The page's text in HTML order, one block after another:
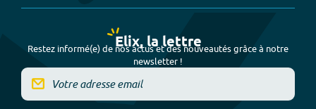
Elix, la lettre
Restez informé(e) de nos actus et des nouveautés grâce à notre
newsletter !